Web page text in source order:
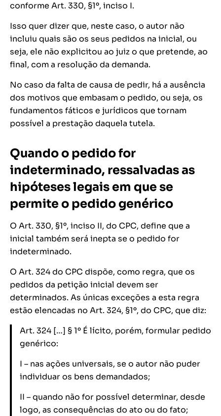
conforme Art. 330, §1º, inciso I.
Isso quer dizer que, neste caso, o autor não
incluiu quais são os seus pedidos na inicial, ou
seja, ele não explicitou ao juiz o que pretende, ao
final, com a resolução da demanda.
No caso da falta de causa de pedir, há a ausência
dos motivos que embasam o pedido, ou seja, os
fundamentos fáticos e jurídicos que tornam
possível a prestação daquela tutela.
Quando o pedido for
indeterminado, ressalvadas as
hipóteses legais em que se
permite o pedido genérico
O Art. 330, §1º, inciso II, do CPC, define que a
inicial também será inepta se o pedido for
indeterminado.
O Art. 324 do CPC dispõe, como regra, que os
pedidos da petição inicial devem ser
determinados. As únicas exceções a esta regra
estão elencadas no Art. 324, §1º, do CPC, que diz:
Art. 324 […] § 1º É lícito, porém, formular pedido
genérico:
I – nas ações universais, se o autor não puder
individuar os bens demandados;
II – quando não for possível determinar, desde
logo, as consequências do ato ou do fato;